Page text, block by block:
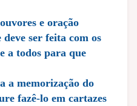
e oração
ser feita com os
a todos para que
a memorização do
fazê-lo em cartazes